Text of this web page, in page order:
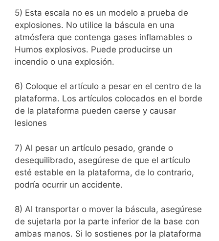
5) Esta escala no es un modelo a prueba de
explosiones. No utilice la báscula en una
atmósfera que contenga gases inflamables o
Humos explosivos. Puede producirse un
incendio o una explosión.
6) Coloque el artículo a pesar en el centro de la
plataforma. Los artículos colocados en el borde
de la plataforma pueden caerse y causar
lesiones
7) Al pesar un artículo pesado, grande o
desequilibrado, asegúrese de que el artículo
esté estable en la plataforma, de lo contrario,
podría ocurrir un accidente.
8) Al transportar o mover la báscula, asegúrese
de sujetarla por la parte inferior de la base con
ambas manos. Si lo sostienes por la plataforma